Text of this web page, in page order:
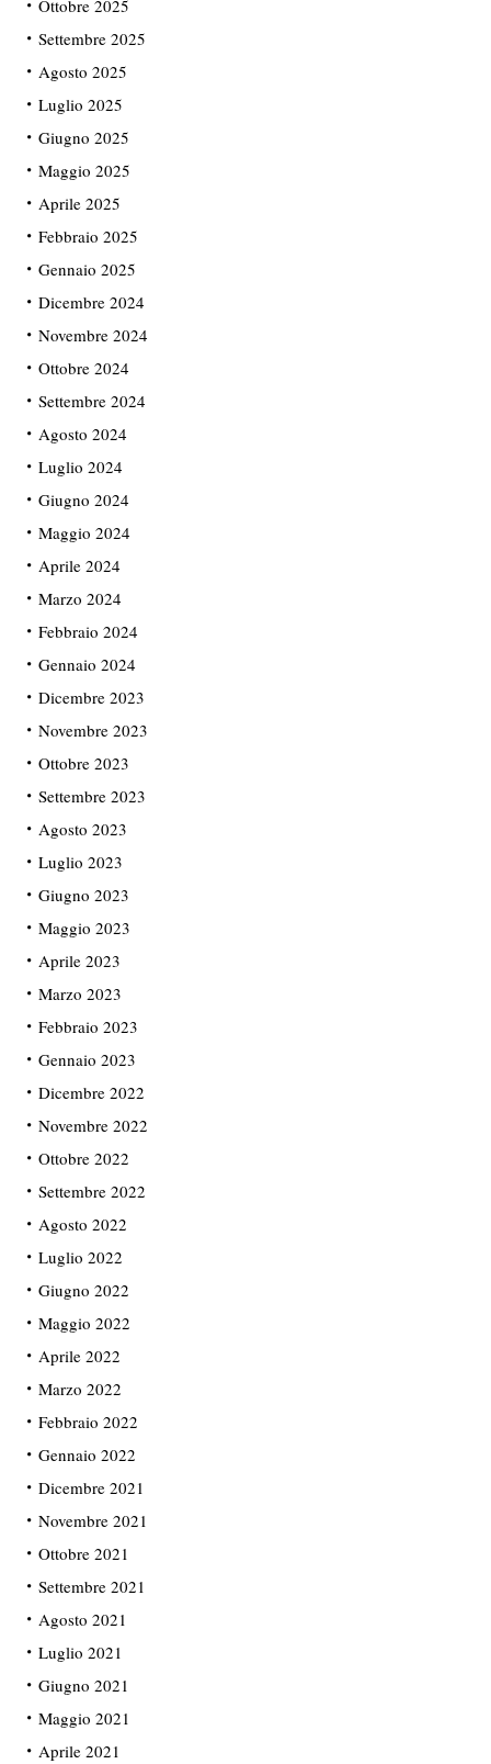
Ottobre 2025
Settembre 2025
Agosto 2025
Luglio 2025
Giugno 2025
Maggio 2025
Aprile 2025
Febbraio 2025
Gennaio 2025
Dicembre 2024
Novembre 2024
Ottobre 2024
Settembre 2024
Agosto 2024
Luglio 2024
Giugno 2024
Maggio 2024
Aprile 2024
Marzo 2024
Febbraio 2024
Gennaio 2024
Dicembre 2023
Novembre 2023
Ottobre 2023
Settembre 2023
Agosto 2023
Luglio 2023
Giugno 2023
Maggio 2023
Aprile 2023
Marzo 2023
Febbraio 2023
Gennaio 2023
Dicembre 2022
Novembre 2022
Ottobre 2022
Settembre 2022
Agosto 2022
Luglio 2022
Giugno 2022
Maggio 2022
Aprile 2022
Marzo 2022
Febbraio 2022
Gennaio 2022
Dicembre 2021
Novembre 2021
Ottobre 2021
Settembre 2021
Agosto 2021
Luglio 2021
Giugno 2021
Maggio 2021
Aprile 2021